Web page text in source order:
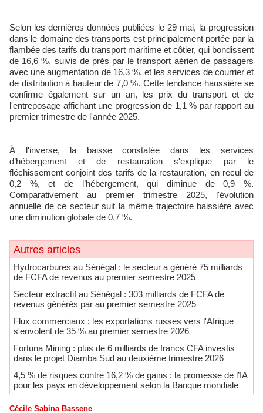
Selon les dernières données publiées le 29 mai, la progression
dans le domaine des transports est principalement portée par la
flambée des tarifs du transport maritime et côtier, qui bondissent
de 16,6 %, suivis de près par le transport aérien de passagers
avec une augmentation de 16,3 %, et les services de courrier et
de distribution à hauteur de 7,0 %. Cette tendance haussière se
confirme également sur un an, les prix du transport et de
l'entreposage affichant une progression de 1,1 % par rapport au
premier trimestre de l'année 2025.
À l'inverse, la baisse constatée dans les services
d’hébergement et de restauration s'explique par le
fléchissement conjoint des tarifs de la restauration, en recul de
0,2 %, et de l’hébergement, qui diminue de 0,9 %.
Comparativement au premier trimestre 2025, l'évolution
annuelle de ce secteur suit la même trajectoire baissière avec
une diminution globale de 0,7 %.
Autres articles
Hydrocarbures au Sénégal : le secteur a généré 75 milliards
de FCFA de revenus au premier semestre 2025
​Secteur extractif au Sénégal : 303 milliards de FCFA de
revenus générés par au premier semestre 2025
​Flux commerciaux : les exportations russes vers l'Afrique
s'envolent de 35 % au premier semestre 2026
Fortuna Mining : plus de 6 milliards de francs CFA investis
dans le projet Diamba Sud au deuxième trimestre 2026
​4,5 % de risques contre 16,2 % de gains : la promesse de l’IA
pour les pays en développement selon la Banque mondiale
Cécile Sabina Bassene